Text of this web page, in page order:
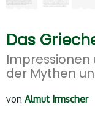
Das
Impressionen
der Mythen
von Almut Irmscher